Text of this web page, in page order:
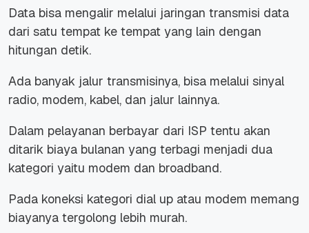
Data bisa mengalir melalui jaringan transmisi data
dari satu tempat ke tempat yang lain dengan
hitungan detik.
Ada banyak jalur transmisinya, bisa melalui sinyal
radio, modem, kabel, dan jalur lainnya.
Dalam pelayanan berbayar dari ISP tentu akan
ditarik biaya bulanan yang terbagi menjadi dua
kategori yaitu modem dan broadband.
Pada koneksi kategori dial up atau modem memang
biayanya tergolong lebih murah.